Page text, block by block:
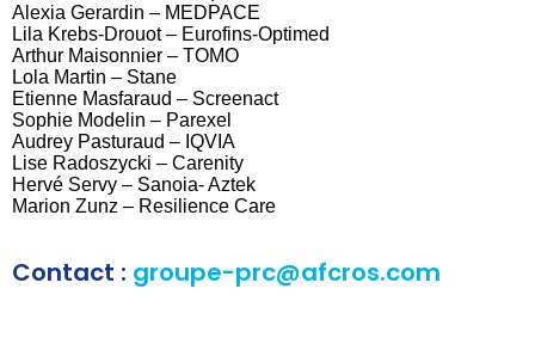
Alexia Gerardin – MEDPACE
Lila Krebs-Drouot – Eurofins-Optimed
Arthur Maisonnier – TOMO
Lola Martin – Stane
Etienne Masfaraud – Screenact
Sophie Modelin – Parexel
Audrey Pasturaud – IQVIA
Lise Radoszycki – Carenity
Hervé Servy – Sanoia- Aztek
Marion Zunz – Resilience Care
Contact : groupe-prc@afcros.com